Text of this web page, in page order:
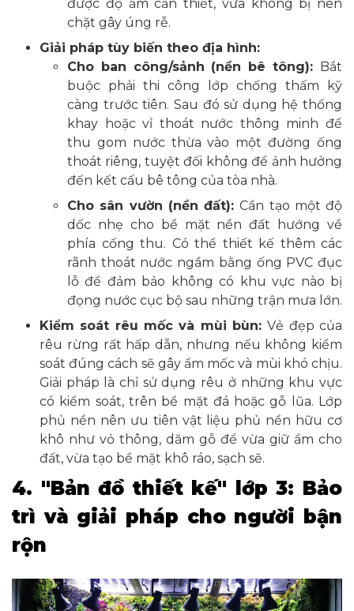
được độ ẩm cần thiết, vừa không bị nén
chặt gây úng rễ.
Giải pháp tùy biến theo địa hình:
Cho ban công/sảnh (nền bê tông):
Bắt
buộc phải thi công lớp chống thấm kỹ
càng trước tiên. Sau đó sử dụng hệ thống
khay hoặc vỉ thoát nước thông minh để
thu gom nước thừa vào một đường ống
thoát riêng, tuyệt đối không để ảnh hưởng
đến kết cấu bê tông của tòa nhà.
Cho sân vườn (nền đất):Cần tạo một độ
dốc nhẹ cho bề mặt nền đất hướng về
phía cống thu. Có thể thiết kế thêm các
rãnh thoát nước ngầm bằng ống PVC đục
lỗ để đảm bảo không có khu vực nào bị
đọng nước cục bộ sau những trận mưa lớn.
Kiểm soát rêu mốc và mùi bùn:Vẻ đẹp của
rêu rừng rất hấp dẫn, nhưng nếu không kiểm
soát đúng cách sẽ gây ẩm mốc và mùi khó chịu.
Giải pháp là chỉ sử dụng rêu ở những khu vực
có kiểm soát, trên bề mặt đá hoặc gỗ lũa. Lớp
phủ nền nên ưu tiên vật liệu phủ nền hữu cơ
khô như vỏ thông, dăm gỗ để vừa giữ ẩm cho
đất, vừa tạo bề mặt khô ráo, sạch sẽ.
4. "Bản đồ thiết kế" lớp 3: Bảo
trì và giải pháp cho người bận
rộn